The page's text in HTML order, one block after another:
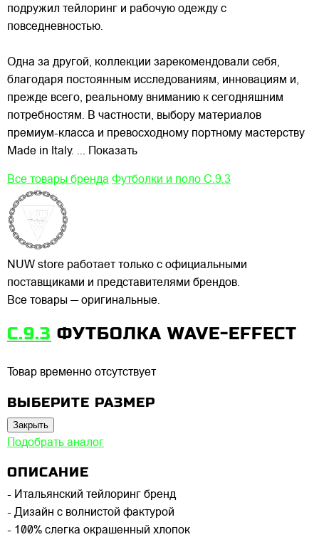
подружил тейлоринг и рабочую одежду с
повседневностью.
Одна за другой, коллекции зарекомендовали себя,
благодаря постоянным исследованиям, инновациям и,
прежде всего, реальному вниманию к сегодняшним
потребностям. В частности, выбору материалов
премиум-класса и превосходному портному мастерству
Made in Italy. ... Показать
Все товары бренда Футболки и поло C.9.3
NUW store работает только с официальными
поставщиками и представителями брендов.
Все товары — оригинальные.
C.9.3 ФУТБОЛКА WAVE-EFFECT
Товар временно отсутствует
ВЫБЕРИТЕ РАЗМЕР
Закрыть
Подобрать аналог
ОПИСАНИЕ
- Итальянский тейлоринг бренд
- Дизайн с волнистой фактурой
- 100% слегка окрашенный хлопок